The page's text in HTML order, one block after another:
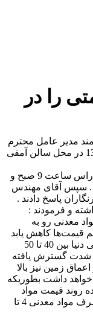
را در
مدیر عامل محترم
هلدینگ میدکو روز شنبه مورخ 13 شهریور 1395 در محل سالن آمفی
این مراسم با حضور جمعی از اصحاب رسانه راس ساعت 9 صبح و
. سپس آقای مهندس
پاسخ دادند .
و فرمودند :
و مواد معدنی رو به
قیمت‌ها کاهش یابد
همچنین پیش‌بینی می‌شود تا 2050 ذخایر معدنی دنیا بین 40 تا 50
شدت گسترش یافته
زمین نیز بالا
داشت بطوریکه
طی 30 سال آینده روند قیمت مواد
معدنی رو به بالا خواهد بود و تا سال 2050 مصرف مواد معدنی 4 تا